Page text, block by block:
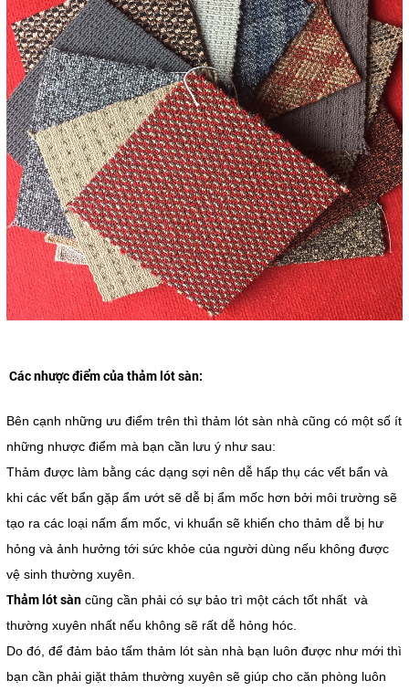
Các nhược điểm của thảm lót sàn:
Bên cạnh những ưu điểm trên thì thảm lót sàn nhà cũng có một số ít
những nhược điểm mà bạn cần lưu ý như sau:
Thảm được làm bằng các dạng sợi nên dễ hấp thụ các vết bẩn và
khi các vết bẩn gặp ẩm ướt sẽ dễ bị ẩm mốc hơn bởi môi trường sẽ
tạo ra các loại nấm ấm mốc, vi khuẩn sẽ khiến cho thảm dễ bị hư
hỏng và ảnh hưởng tới sức khỏe của người dùng nếu không được
vệ sinh thường xuyên.
Thảm lót sàncũng cần phải có sự bảo trì một cách tốt nhất và
thường xuyên nhất nếu không sẽ rất dễ hỏng hóc.
Do đó, để đảm bảo tấm thảm lót sàn nhà bạn luôn được như mới thì
bạn cần phải giặt thảm thường xuyên sẽ giúp cho căn phòng luôn